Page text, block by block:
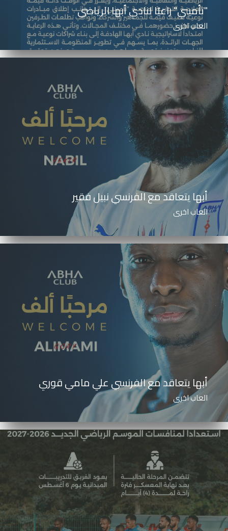
"تأميني" راعيًا لنادي أبها الرياضي
العاب اخرى
أبها يتعاقد مع الفرنسي نبيل فقير
العاب اخرى
أبها يتعاقد مع الفرنسي علي مامي قوري
العاب اخرى